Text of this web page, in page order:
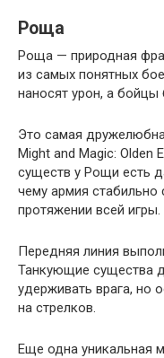
Роща
Роща — природная
из самых понятных
наносят урон, а
Это самая
Might and Magic: Olden
существ у Рощи есть
чему армия стабильно
протяжении всей игры.
Передняя линия
Танкующие существа
удерживать врага, но
на стрелков.
Еще одна уникальная